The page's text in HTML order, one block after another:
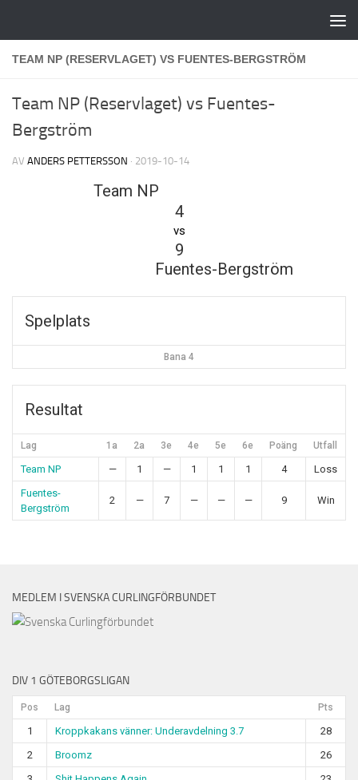
TEAM NP (RESERVLAGET) VS FUENTES-BERGSTRÖM
Team NP (Reservlaget) vs Fuentes-
Bergström
AV ANDERS PETTERSSON · 2019-10-14
Team NP
4
vs
9
Fuentes-Bergström
Spelplats
Bana 4
Resultat
Lag 1a 2a 3e 4e 5e 6e Poäng Utfall
Team NP — 1 — 1 1 1 4
Loss
Fuentes-
Bergström
2 — 7 — — — 9 Win
MEDLEM I SVENSKA CURLINGFÖRBUNDET
DIV 1 GÖTEBORGSLIGAN
Pos Lag Pts
1 Kroppkakans vänner: Underavdelning 3.7
28
2
Broomz
26